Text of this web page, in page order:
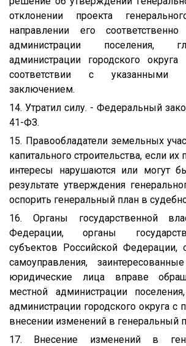
отклонении проекта
направлении его
администрации поселения,
администрации городского
соответствии с указанными
заключением.
14. Утратил силу. - Федеральный
41-ФЗ.
15. Правообладатели земельных
капитального строительства, если
интересы нарушаются или могут
результате утверждения
оспорить генеральный план в
16. Органы государственной
Федерации, органы
субъектов Российской Федерации,
самоуправления,
юридические лица вправе
местной администрации
администрации городского округа
внесении изменений в генеральный
17. Внесение изменений в